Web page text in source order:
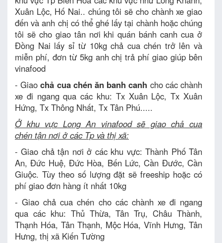
Xuân Lộc, Hố Nai.. chúng tôi sẽ cho chành xe giao
đến và anh chị có thể ghé lấy tại chành hoặc chúng
tôi sẽ cho giao tân nơi khi quán bánh canh cua ở
Đồng Nai lấy sỉ từ 10kg chả cua chén trở lên và
miễn phí, đơn từ 5kg anh chị trả phí giao giúp bên
vinafood
- Giaochả cua chén ăn banh canh cho các chành
xe đi ngang qua các khu: Tx Xuân Lộc, Tx Xuân
Hứng, Tx Thông Nhất, Tx Tân Phú.....
Ở khu vực Long An vinafood sẽ giao chả cua
chén tận nơi ở các Tp và thị xã:
- Giao chả tận nơi ở các khu vực: Thành Phố Tân
An, Đức Huệ, Đức Hòa, Bến Lức, Cần Đước, Cần
Giuộc. Tùy theo số lượng đặt sẽ freeship hoặc có
phí giao đơn hàng ít nhất 10kg
- Giao chả cua chén cho các chành xe đi ngang
qua các khu: Thủ Thừa, Tân Trụ, Châu Thành,
Thạnh Hóa, Tân Thạnh, Mộc Hóa, Vĩnh Hưng, Tân
Hưng, thị xã Kiến Tường